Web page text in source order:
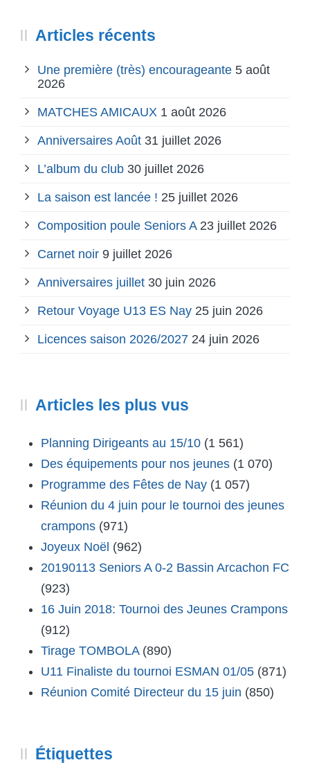
Articles récents
Une première (très) encourageante 5 août
2026
MATCHES AMICAUX 1 août 2026
Anniversaires Août 31 juillet 2026
L’album du club 30 juillet 2026
La saison est lancée ! 25 juillet 2026
Composition poule Seniors A 23 juillet 2026
Carnet noir 9 juillet 2026
Anniversaires juillet 30 juin 2026
Retour Voyage U13 ES Nay 25 juin 2026
Licences saison 2026/2027 24 juin 2026
Articles les plus vus
Planning Dirigeants au 15/10 (1 561)
Des équipements pour nos jeunes (1 070)
Programme des Fêtes de Nay (1 057)
Réunion du 4 juin pour le tournoi des jeunes
crampons (971)
Joyeux Noël (962)
20190113 Seniors A 0-2 Bassin Arcachon FC
(923)
16 Juin 2018: Tournoi des Jeunes Crampons
(912)
Tirage TOMBOLA (890)
U11 Finaliste du tournoi ESMAN 01/05 (871)
Réunion Comité Directeur du 15 juin (850)
Étiquettes